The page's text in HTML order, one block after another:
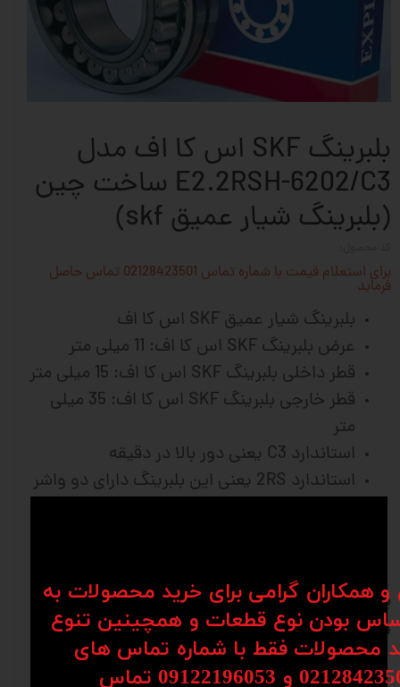
بلبرینگ SKF اس کا اف مدل
E2.2RSH-6202/C3 ساخت چین
(بلبرینگ شیار عمیق skf)
برای استعلام قیمت با شماره تماس 02128423501 تماس حاصل
فرماید
بلبرینگ شیار عمیق SKF اس کا اف
عرض بلبرینگ SKF اس کا اف: 11 میلی متر
قطر داخلی بلبرینگ SKF اس کا اف: 15 میلی متر
قطر خارجی بلبرینگ SKF اس کا اف: 35 میلی
متر
استاندارد C3 یعنی دور بالا در دقیقه
استاندارد 2RS یعنی این بلبرینگ دارای دو واشر
برای مشاوره و سفارش با شماره 09904142099--
09914530554 تماس حاصل فرمایید
همکاران گرامی برای خرید محصولات به
بودن نوع قطعات و همچینین تنوع
کد محصولات فقط با شماره تماس های
و 09122196053​​​​​​​ تماس